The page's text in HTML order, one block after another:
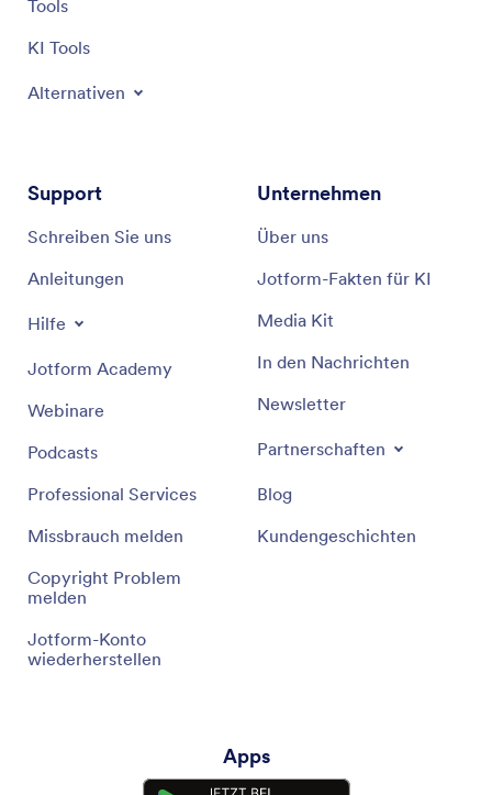
auf den Antworten senden“.
Ihre Logikregeln klar. Zum Beispiel: „WENN Feld
um die Benutzererfahrung zu verbessern.
Bedingungen festgelegt haben, speichern Sie
Ihr Formular. Wenn jemand es ausfüllt, wird das
Bedingungen reagieren.
Tools
KI Tools
Alternativen
Support
Schreiben Sie uns
Anleitungen
Hilfe
Jotform Academy
Webinare
Podcasts
Professional Services
Missbrauch melden
Copyright Problem
melden
Jotform-Konto
wiederherstellen
Unternehmen
Über uns
Jotform-Fakten für KI
Media Kit
In den Nachrichten
Newsletter
Partnerschaften
Blog
Kundengeschichten
Apps